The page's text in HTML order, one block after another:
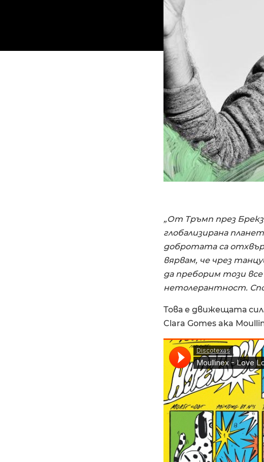
„От Тръмп през
глобализирана
добротата са
вярвам, че чрез
да преборим този
нетолерантност.
Това е движещата
Clara Gomes aka